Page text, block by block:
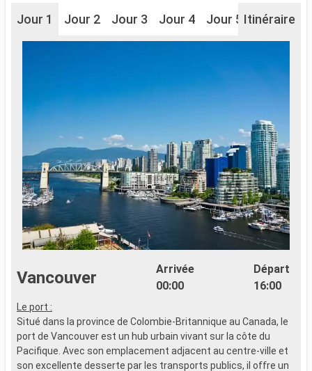
Jour 1 Jour 2 Jour 3 Jour 4 Jour 5 Jour 6
Itinéraire
Vancouver
Arrivée
00:00
Départ
16:00
Le port :
Situé dans la province de Colombie-Britannique au Canada, le
port de Vancouver est un hub urbain vivant sur la côte du
Pacifique. Avec son emplacement adjacent au centre-ville et
son excellente desserte par les transports publics, il offre un